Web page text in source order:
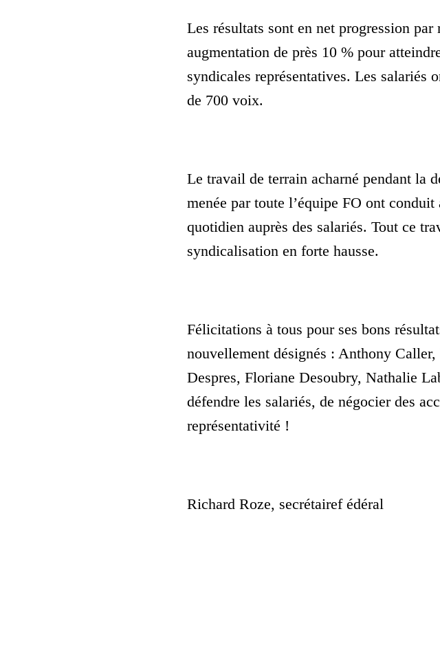
Les résultats sont en net progression
augmentation de près 10 % pour
syndicales représentatives. Les salariés
de 700 voix.
Le travail de terrain acharné pendant la
menée par toute l’équipe FO ont
quotidien auprès des salariés. Tout ce
syndicalisation en forte hausse.
Félicitations à tous pour ses bons
nouvellement désignés : Anthony
Despres, Floriane Desoubry, Nathalie
défendre les salariés, de négocier des
représentativité !
Richard Roze, secrétairef édéral